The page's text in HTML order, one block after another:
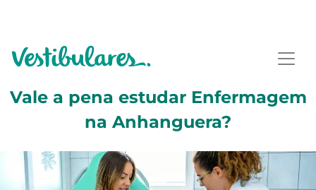
Vale a pena estudar Enfermagem
na Anhanguera?